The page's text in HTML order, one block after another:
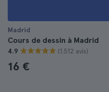
Madrid
Cours de dessin à Madrid
4.9 (1.512 avis)
16 €